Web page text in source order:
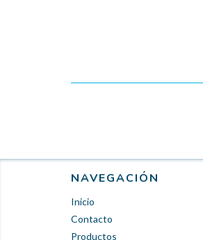
NAVEGACIÓN
Inicio
Contacto
Productos